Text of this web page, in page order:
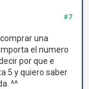
#7
una
el numero
por que e
5 y quiero saber
^^